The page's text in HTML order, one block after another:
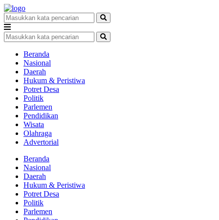
Beranda
Nasional
Daerah
Hukum & Peristiwa
Potret Desa
Politik
Parlemen
Pendidikan
Wisata
Olahraga
Advertorial
Beranda
Nasional
Daerah
Hukum & Peristiwa
Potret Desa
Politik
Parlemen